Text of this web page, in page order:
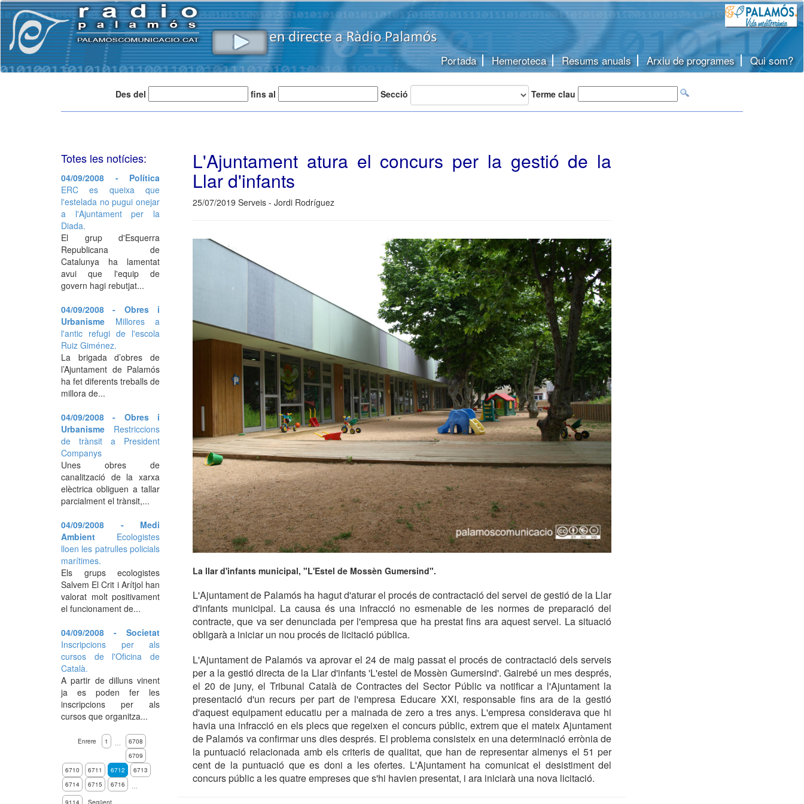
Portada Hemeroteca Resums anuals Arxiu de programes Qui som?
Des del fins al Secció Terme clau
L'Ajuntament atura el concurs per la gestió de la
Llar d'infants
25/07/2019 Serveis - Jordi Rodríguez
La llar d'infants municipal, "L'Estel de Mossèn Gumersind".
L'Ajuntament de Palamós ha hagut d'aturar el procés de contractació del servei de gestió de la Llar
d'infants municipal. La causa és una infracció no esmenable de les normes de preparació del
contracte, que va ser denunciada per l'empresa que ha prestat fins ara aquest servei. La situació
obligarà a iniciar un nou procés de licitació pública.
L'Ajuntament de Palamós va aprovar el 24 de maig passat el procés de contractació dels serveis
per a la gestió directa de la Llar d'infants 'L'estel de Mossèn Gumersind'. Gairebé un mes després,
el 20 de juny, el Tribunal Català de Contractes del Sector Públic va notificar a l'Ajuntament la
presentació d'un recurs per part de l'empresa Educare XXI, responsable fins ara de la gestió
d'aquest equipament educatiu per a mainada de zero a tres anys. L'empresa considerava que hi
havia una infracció en els plecs que regeixen el concurs públic, extrem que el mateix Ajuntament
de Palamós va confirmar uns dies després. El problema consisteix en una determinació errònia de
la puntuació relacionada amb els criteris de qualitat, que han de representar almenys el 51 per
cent de la puntuació que es doni a les ofertes. L'Ajuntament ha comunicat el desistiment del
concurs públic a les quatre empreses que s'hi havien presentat, i ara iniciarà una nova licitació.
Totes les notícies:
04/09/2008 - Política
ERC es queixa que
l'estelada no pugui onejar
a l'Ajuntament per la
Diada.
El grup d'Esquerra
Republicana de
Catalunya ha lamentat
avui que l'equip de
govern hagi rebutjat...
04/09/2008 - Obres i
Urbanisme Millores a
l'antic refugi de l'escola
Ruiz Giménez.
La brigada d’obres de
l’Ajuntament de Palamós
ha fet diferents treballs de
millora de...
04/09/2008 - Obres i
Urbanisme Restriccions
de trànsit a President
Companys
Unes obres de
canalització de la xarxa
elèctrica obliguen a tallar
parcialment el trànsit,...
04/09/2008 - Medi
Ambient Ecologistes
lloen les patrulles policials
marítimes.
Els grups ecologistes
Salvem El Crit i Arítjol han
valorat molt positivament
el funcionament de...
04/09/2008 - Societat
Inscripcions per als
cursos de l'Oficina de
Català.
A partir de dilluns vinent
ja es poden fer les
inscripcions per als
cursos que organitza...
Enrere 1 …
6708
6709
6710
6711 6712
6713
6714
6715 6716
…
9114
Següent